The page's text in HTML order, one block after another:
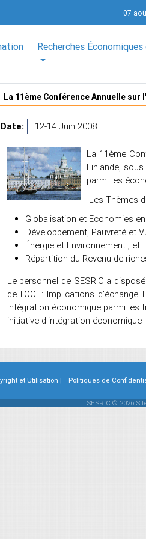
07
Recherches
La 11ème Conférence Annuelle sur
Date: 12-14 Juin 2008
La 11ème
Finlande,
parmi les
Les Thèmes
Globalisation et Economies
Développement, Pauvreté et
Énergie et Environnement ; et
Répartition du Revenu de
Le personnel de SESRIC a
de l'OCI : Implications
intégration économique parmi les
initiative d'intégration
et Utilisation | Politiques de
SESRIC © 2026